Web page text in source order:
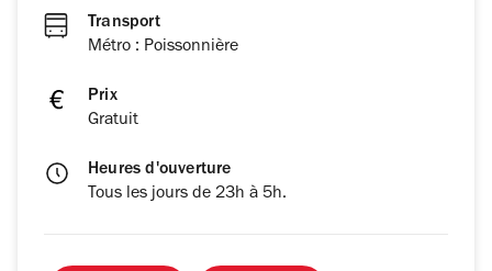
Transport
Métro : Poissonnière
Prix
Gratuit
Heures d'ouverture
Tous les jours de 23h à 5h.